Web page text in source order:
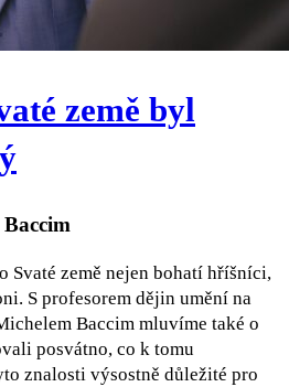
země byl
Svaté země nejen bohatí hříšníci,
S profesorem dějin umění na
Baccim mluvíme také o
posvátno, co k tomu
znalosti výsostně důležité pro